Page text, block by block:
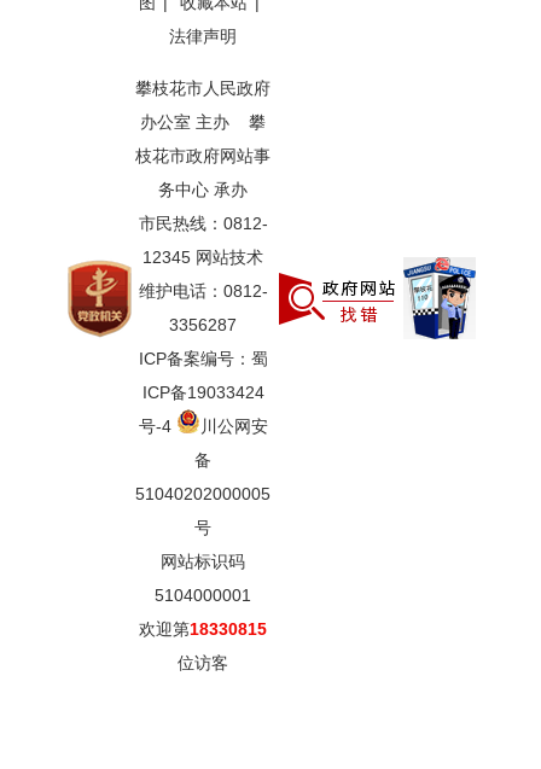
法律声明
攀枝花市人民政府
办公室 主办 攀
枝花市政府网站事
务中心 承办
市民热线：0812-
12345 网站技术
维护电话：0812-
3356287
ICP备案编号：蜀
ICP备19033424
号-4
川公网安
备
51040202000005
号
网站标识码
5104000001
欢迎第18330815
位访客